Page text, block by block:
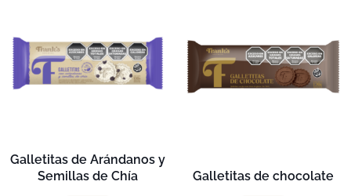
Galletitas de Arándanos y
Semillas de Chía
Galletitas de chocolate